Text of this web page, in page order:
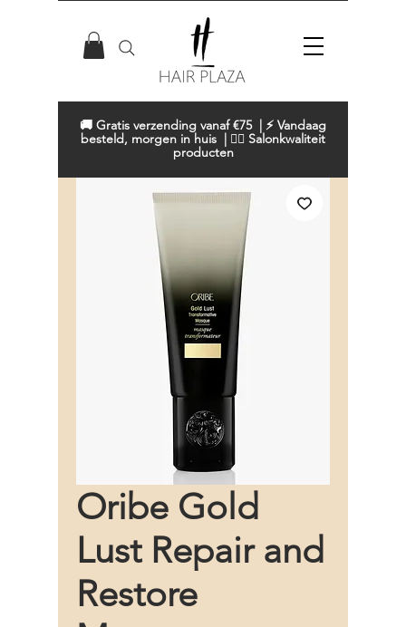
🚚 Gratis verzending vanaf €75 | ⚡ Vandaag
besteld, morgen in huis | 💇‍♀️ Salonkwaliteit
producten
Oribe Gold
Lust Repair and
Restore